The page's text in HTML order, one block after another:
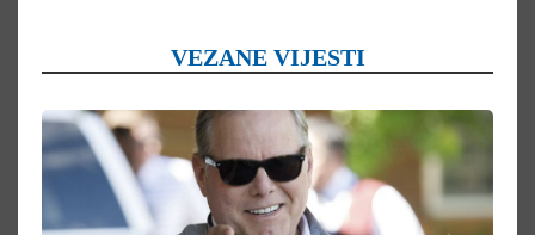
VEZANE VIJESTI